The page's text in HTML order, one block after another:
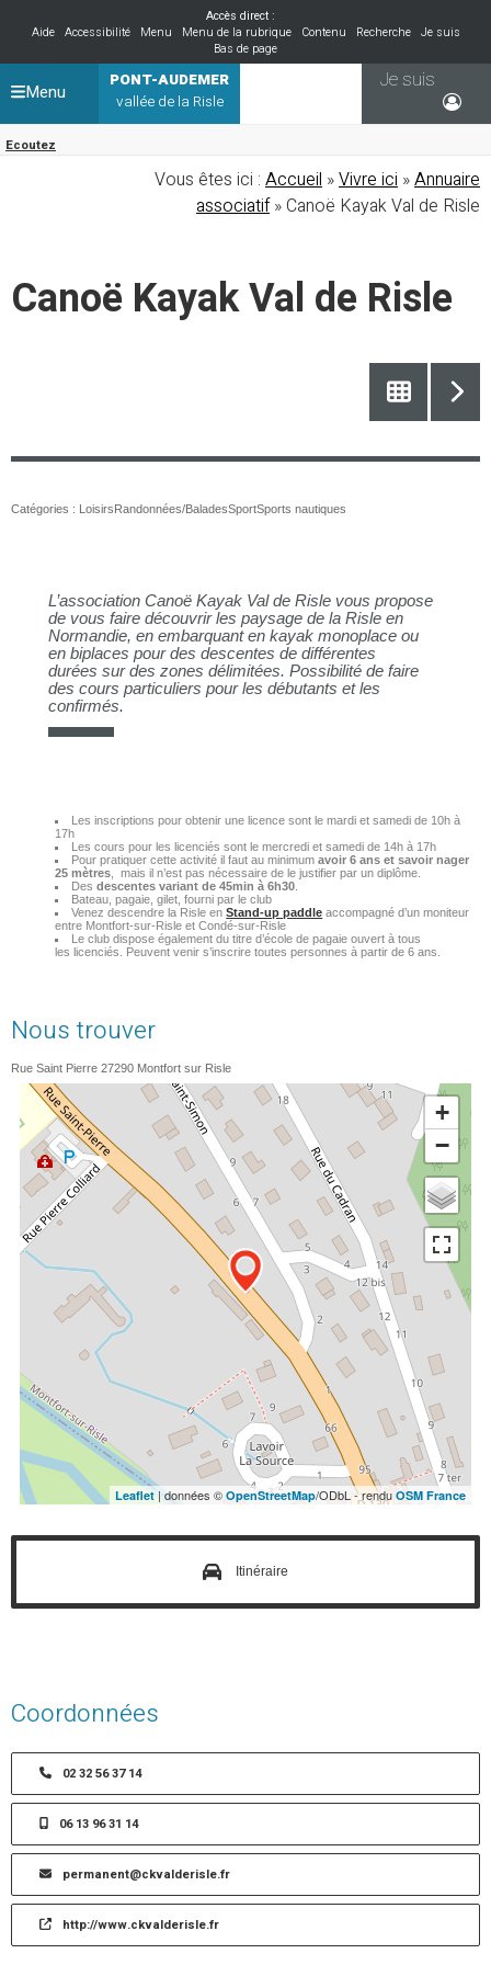
Accès direct :
Aide
Accessibilité Menu Menu de la rubrique Contenu Recherche
Je suis
Bas de page
PONT-AUDEMER
vallée de la Risle
Ecoutez
Je suis
Menu
Vous êtes ici : Accueil »Vivre ici »Annuaire
associatif» Canoë Kayak Val de Risle
Canoë Kayak Val de Risle
Catégories : LoisirsRandonnées/BaladesSportSports nautiques
L’association Canoë Kayak Val de Risle vous propose
de vous faire découvrir les paysage de la Risle en
Normandie, en embarquant en kayak monoplace ou
en biplaces pour des descentes de différentes
durées sur des zones délimitées. Possibilité de faire
des cours particuliers pour les débutants et les
confirmés.
Les inscriptions pour obtenir une licence sont le mardi et samedi de 10h à
17h
Les cours pour les licenciés sont le mercredi et samedi de 14h à 17h
Pour pratiquer cette activité il faut au minimumavoir 6 ans et savoir nager
25 mètres , mais il n’est pas nécessaire de le justifier par un diplôme.
Desdescentes variant de 45min à 6h30
Bateau, pagaie, gilet, fourni par le club
Venez descendre la Risle enStand-up paddle accompagné d’un moniteur
entre Montfort-sur-Risle et Condé-sur-Risle
Le club dispose également du titre d’école de pagaie ouvert à tous
les licenciés. Peuvent venir s’inscrire toutes personnes à partir de 6 ans.
Nous trouver
Rue Saint Pierre 27290 Montfort sur Risle
+
−
Leaflet | données © OpenStreetMap/ODbL - rendu OSM France
Itinéraire
Coordonnées
02 32 56 37 14
06 13 96 31 14
permanent@ckvalderisle.fr
http://www.ckvalderisle.fr